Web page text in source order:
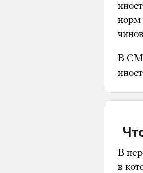
норм
В
В
в